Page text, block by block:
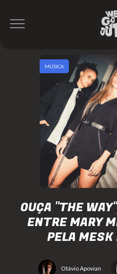
OUÇA "THE
ENTRE MARY
PELA MESK
Otávio Apovian
MÚSICA